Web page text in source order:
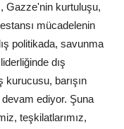
Gazze'nin kurtuluşu,
mücadelenin
politikada, savunma
dış
kurucusu, barışın
ediyor. Şuna
teşkilatlarımız,